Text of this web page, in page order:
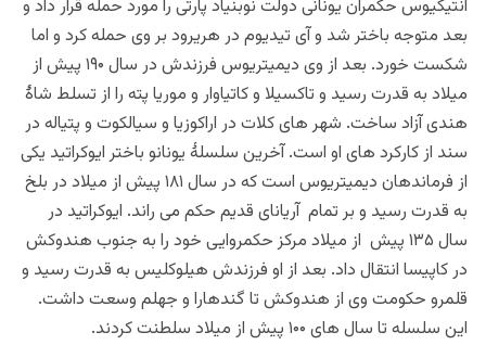
انتیکیوس حکمران یونانی دولت نوبنیاد پارتی را مورد حمله قرار داد و
بعد متوجه باختر شد و آی تیدیوم در هریرود بر وی حمله کرد و اما
شکست خورد. بعد از وی دیمیتریوس فرزندش در سال ۱۹۰ پیش از
میلاد به قدرت رسید و تاکسیلا و کاتیاوار و موریا پته را از تسلط شاۀ
هندی آزاد ساخت. شهر های کلات در اراکوزیا و سیالکوت و پتیاله در
سند از کارکرد های او است. آخرین سلسلۀ یونانو باختر ایوکراتید یکی
از فرماندهان دیمیتریوس است که در سال ۱۸۱ پیش از میلاد در بلخ
به قدرت رسید و بر تمام آریانای قدیم حکم می راند. ایوکراتید در
سال ۱۳۵ پیش از میلاد مرکز حکمروایی خود را به جنوب هندوکش
در کاپیسا انتقال داد. بعد از او فرزندش هیلوکلیس به قدرت رسید و
قلمرو حکومت وی از هندوکش تا گندهارا و جهلم وسعت داشت.
این سلسله تا سال های ۱۰۰ پیش از میلاد سلطنت کردند.